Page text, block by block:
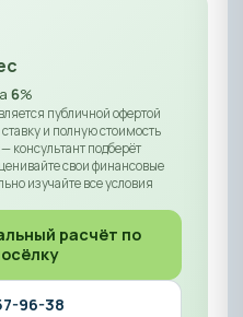
6%
публичной офертой
и полную стоимость
консультант подберёт
свои финансовые
изучайте все условия
расчёт по
96-38